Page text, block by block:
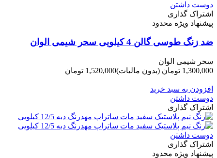
دوست داشتن
اشتراک گذاری
پیشنهاد ویژه محدود
ضد زنگ طوسی گالن 4 کیلویی سحر شیمی الوان
سحر شیمی الوان
1,300,000 تومان
(بدون مالیات)1,520,000 تومان
افزودن به سبد خرید
دوست داشتن
اشتراک گذاری
دوست داشتن
اشتراک گذاری
پیشنهاد ویژه محدود